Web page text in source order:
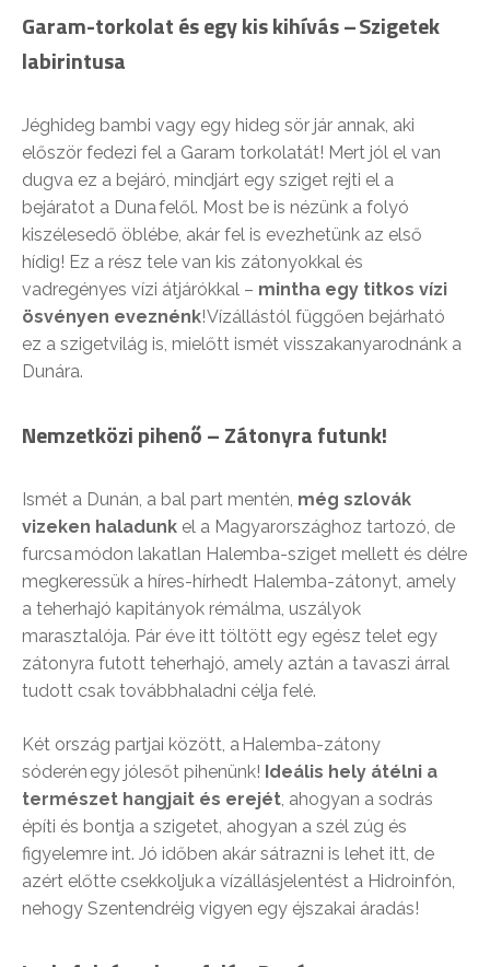
Garam-torkolat és egy kis kihívás–Szigetek
labirintusa
Jéghideg bambi vagy egy hideg sör jár annak, aki
először fedezi fel a Garam torkolatát! Mert jól el van
dugva ez a bejáró, mindjárt egy sziget rejti el a
bejáratot a Duna felől. Most be is nézünk a folyó
kiszélesedő öblébe, akár fel is evezhetünk az első
hídig! Ez a rész tele van kis zátonyokkal és
vadregényes vízi átjárókkal – mintha egy titkos vízi
ösvényen eveznénk! Vízállástól függően bejárható
ez a szigetvilág is, mielőtt ismét visszakanyarodnánk a
Dunára.
Nemzetközi pihenő – Zátonyra futunk!
Ismét a Dunán, a bal part mentén, még szlovák
vizeken haladunk el a Magyarországhoz tartozó, de
furcsa módon lakatlan Halemba-sziget mellett és délre
megkeressük a híres-hírhedt Halemba-zátonyt, amely
a teherhajó kapitányok rémálma, uszályok
marasztalója. Pár éve itt töltött egy egész telet egy
zátonyra futott teherhajó, amely aztán a tavaszi árral
tudott csak továbbhaladni célja felé.
Két ország partjai között, a Halemba-zátony
sóderén egy jólesőt pihenünk! Ideális hely átélni a
természet hangjait és erejét, ahogyan a sodrás
építi és bontja a szigetet, ahogyan a szél zúg és
figyelemre int. Jó időben akár sátrazni is lehet itt, de
azért előtte csekkoljuk a vízállásjelentést a Hidroinfón,
nehogy Szentendréig vigyen egy éjszakai áradás!